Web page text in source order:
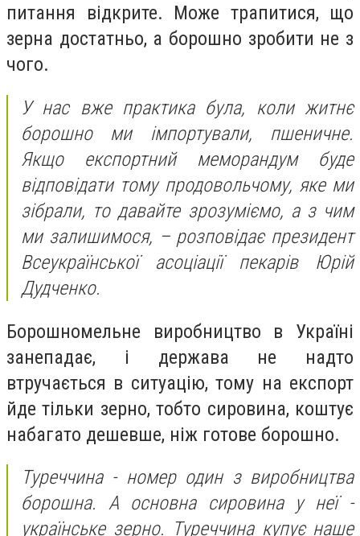
питання відкрите. Може трапитися, що
зерна достатньо, а борошно зробити не з
чого.
У нас вже практика була, коли житнє
борошно ми імпортували, пшеничне.
Якщо експортний меморандум буде
відповідати тому продовольчому, яке ми
зібрали, то давайте зрозуміємо, а з чим
ми залишимося, – розповідає президент
Всеукраїнської асоціації пекарів Юрій
Дудченко.
Борошномельне виробництво в Україні
занепадає, і держава не надто
втручається в ситуацію, тому на експорт
йде тільки зерно, тобто сировина, коштує
набагато дешевше, ніж готове борошно.
Туреччина - номер один з виробництва
борошна. А основна сировина у неї -
українське зерно. Туреччина купує наше